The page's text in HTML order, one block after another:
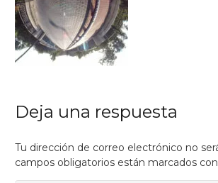
Deja una respuesta
Tu dirección de correo electrónico no
campos obligatorios están marcados con